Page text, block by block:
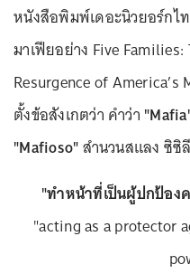
หนังสือพิมพ์เดอะนิวยอร์กไ
มาเฟียอย่าง Five
Resurgence of
ตั้งข้อสังเกตว่า คำว่า
"Mafioso"สำนวนสแลง ซิซิ
"ทำหน้าที่เป็นผู้ปกป้อง
"acting as a protector